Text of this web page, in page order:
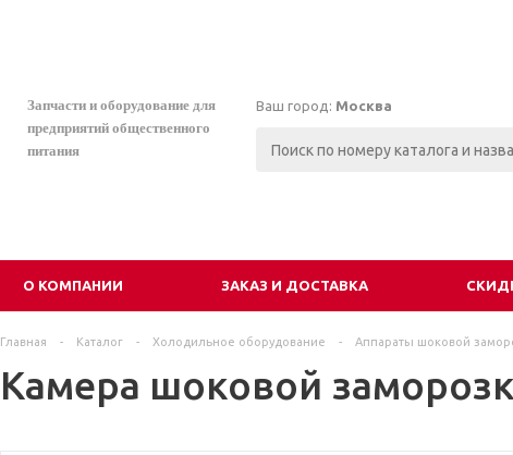
Запчасти и оборудование для
предприятий общественного
питания
Ваш город: Москва
О КОМПАНИИ ЗАКАЗ И ДОСТАВКА
Главная - Каталог - Холодильное оборудование - Аппараты шоковой
Камера шоковой